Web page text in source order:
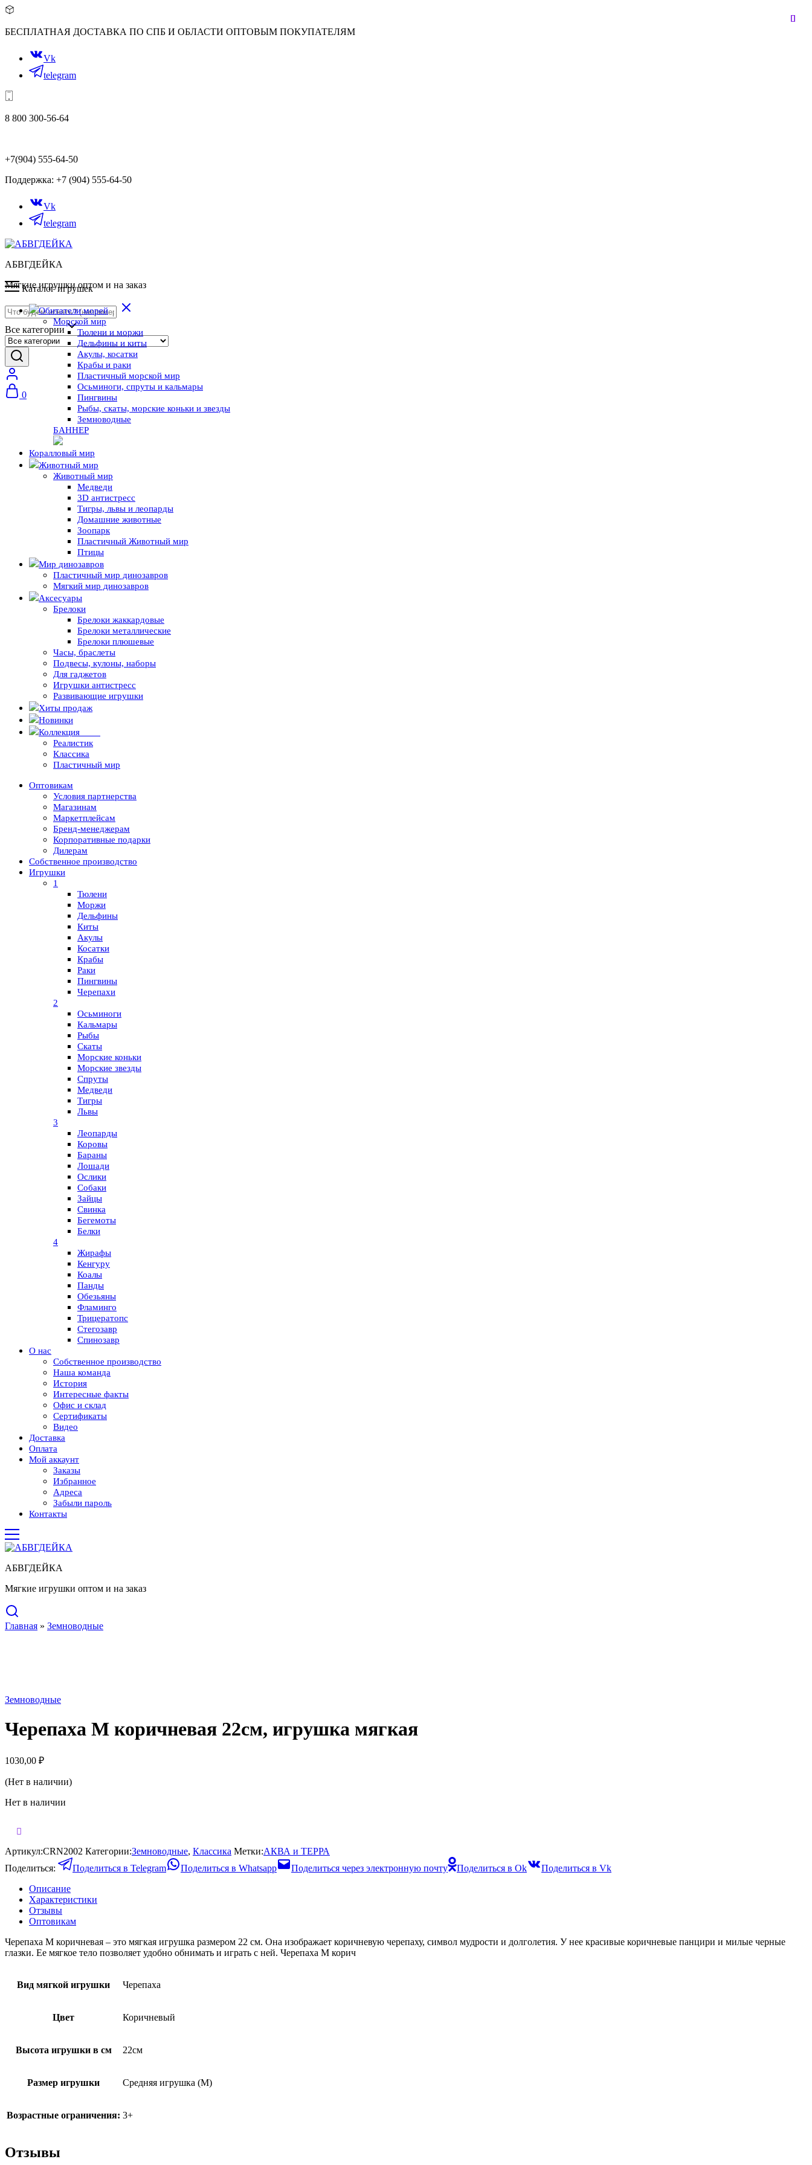
БЕСПЛАТНАЯ ДОСТАВКА ПО СПБ И ОБЛАСТИ ОПТОВЫМ ПОКУПАТЕЛЯМ
Vk
telegram
8 800 300-56-64
+7(904) 555-64-50
Поддержка: +7 (904) 555-64-50
Vk
telegram
АБВГДЕЙКА
Мягкие игрушки оптом и на заказ
Все категории
0
Каталог игрушек
Обитатели морей
Морской мир
Тюлени и моржи
Дельфины и киты
Акулы, косатки
Крабы и раки
Пластичный морской мир
Осьминоги, спруты и кальмары
Пингвины
Рыбы, скаты, морские коньки и звезды
Земноводные
БАННЕР
Коралловый мир
Животный мир
Животный мир
Медведи
3D антистресс
Тигры, львы и леопарды
Домашние животные
Зоопарк
Пластичный Животный мир
Птицы
Мир динозавров
Пластичный мир динозавров
Мягкий мир динозавров
Аксесуары
Брелоки
Брелоки жаккардовые
Брелоки металлические
Брелоки плюшевые
Часы, браслеты
Подвесы, кулоны, наборы
Для гаджетов
Игрушки антистресс
Развивающие игрушки
Хиты продаж
Новинки
Коллекция
Реалистик
Классика
Пластичный мир
Оптовикам
Условия партнерства
Магазинам
Маркетплейсам
Бренд-менеджерам
Корпоративные подарки
Дилерам
Собственное производство
Игрушки
1
Тюлени
Моржи
Дельфины
Киты
Акулы
Косатки
Крабы
Раки
Пингвины
Черепахи
2
Осьминоги
Кальмары
Рыбы
Скаты
Морские коньки
Морские звезды
Спруты
Медведи
Тигры
Львы
3
Леопарды
Коровы
Бараны
Лошади
Ослики
Собаки
Зайцы
Свинка
Бегемоты
Белки
4
Жирафы
Кенгуру
Коалы
Панды
Обезьяны
Фламинго
Трицератопс
Стегозавр
Спинозавр
О нас
Собственное производство
Наша команда
История
Интересные факты
Офис и склад
Сертификаты
Видео
Доставка
Оплата
Мой аккаунт
Заказы
Избранное
Адреса
Забыли пароль
Контакты
АБВГДЕЙКА
Мягкие игрушки оптом и на заказ
Главная » Земноводные
Земноводные
Черепаха М коричневая 22см, игрушка мягкая
1030,00 ₽
(Нет в наличии)
Нет в наличии
Артикул:CRN2002 Категории:Земноводные, Классика Метки:АКВА и ТЕРРА
Поделиться:
Поделиться в Telegram Поделиться в Whatsapp Поделиться через электронную почту Поделиться в Ok
Поделиться в Vk
Описание
Характеристики
Отзывы
Оптовикам
Черепаха М коричневая – это мягкая игрушка размером 22 см. Она изображает коричневую черепаху, символ мудрости и долголетия. У нее красивые коричневые панцири и милые черные
глазки. Ее мягкое тело позволяет удобно обнимать и играть с ней. Черепаха М корич
Вид мягкой игрушки Черепаха
Цвет Коричневый
Высота игрушки в см 22см
Размер игрушки Средняя игрушка (M)
Возрастные ограничения: 3+
Отзывы